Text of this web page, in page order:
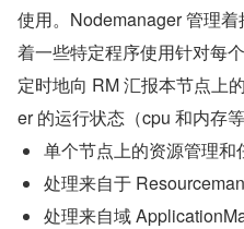
使用。Nodemanager 管理
着一些特定程序使用针对每
定时地向 RM 汇报本节点上
er 的运行状态（cpu 和内存等
单个节点上的资源管理和
处理来自于
处理来自域